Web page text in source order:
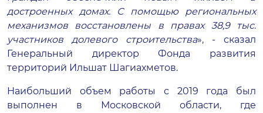
достроенных домах. С помощью региональных
механизмов восстановлены в правах 38,9 тыс.
участников долевого строительства», - сказал
Генеральный директор Фонда развития
территорий Ильшат Шагиахметов.
Наибольший объем работы с 2019 года был
выполнен в Московской области, где